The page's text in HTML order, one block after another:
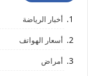
أخبار الرياضة
أسعار الهواتف
أمراض